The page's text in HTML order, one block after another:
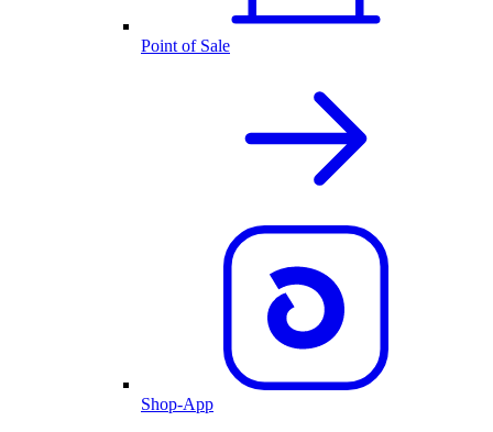
Point of Sale
Shop-App